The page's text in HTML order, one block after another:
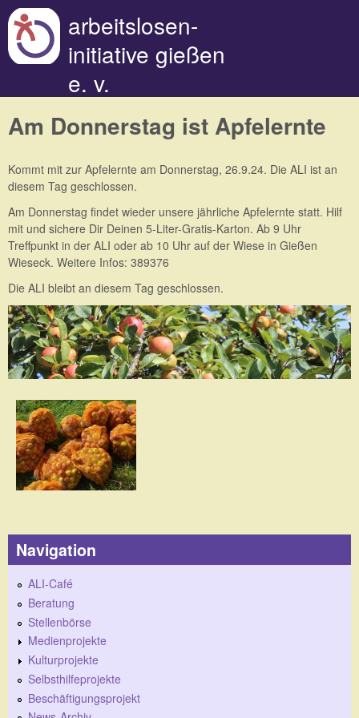
arbeitslosen-
initiative gießen
e. v.
Am Donnerstag ist Apfelernte
Kommt mit zur Apfelernte am Donnerstag, 26.9.24. Die ALI ist an
diesem Tag geschlossen.
Am Donnerstag findet wieder unsere jährliche Apfelernte statt. Hilf
mit und sichere Dir Deinen 5-Liter-Gratis-Karton. Ab 9 Uhr
Treffpunkt in der ALI oder ab 10 Uhr auf der Wiese in Gießen
Wieseck. Weitere Infos: 389376
Die ALI bleibt an diesem Tag geschlossen.
Navigation
ALI-Café
Beratung
Stellenbörse
Medienprojekte
Kulturprojekte
Selbsthilfeprojekte
Beschäftigungsprojekt